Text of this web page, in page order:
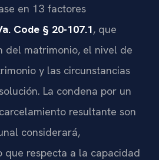
en 13 factores
Code § 20-107.1, que
del matrimonio, el nivel de
y las circunstancias
La condena por un
resultante son
considerará,
que respecta a la capacidad